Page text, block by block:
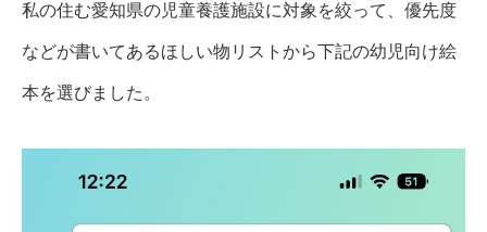
私の住む愛知県の児童養護施設に対象を絞って、優先度
などが書いてあるほしい物リストから下記の幼児向け絵
本を選びました。